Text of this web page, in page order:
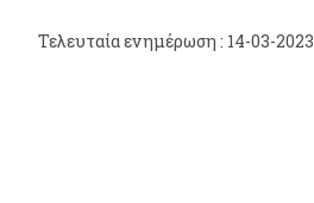
Τελευταία ενημέρωση : 14-03-2023